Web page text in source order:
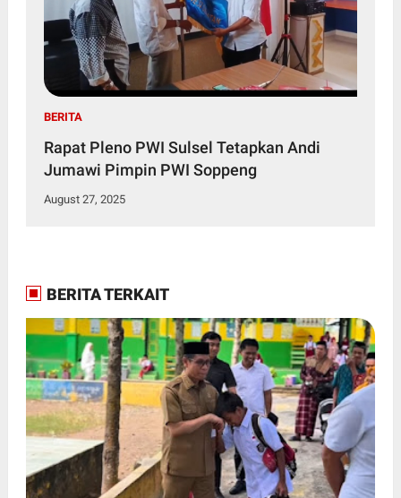
BERITA
Rapat Pleno PWI Sulsel Tetapkan Andi
Jumawi Pimpin PWI Soppeng
August 27, 2025
BERITA TERKAIT